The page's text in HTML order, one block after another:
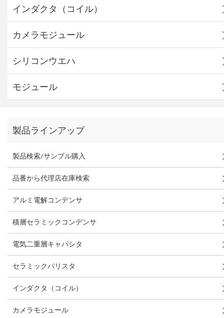
インダクタ（コイル）
カメラモジュール
シリコンウエハ
モジュール
製品ラインアップ
製品検索/サンプル購入
品番から代理店在庫検索
アルミ電解コンデンサ
積層セラミックコンデンサ
電気二重層キャパシタ
セラミックバリスタ
インダクタ（コイル）
カメラモジュール